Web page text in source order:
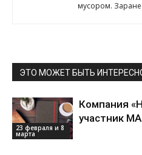
мусором.
ЭТО МОЖЕТ БЫТЬ
23 февраля и 8
марта
Компания
участник